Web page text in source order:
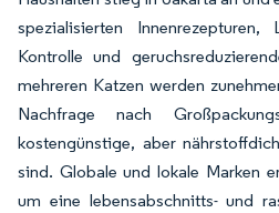
spezialisierten Innenrezepturen,
Kontrolle und
mehreren Katzen werden
Nachfrage nach
kostengünstige, aber
sind. Globale und lokale Marken
um eine lebensabschnitts- und